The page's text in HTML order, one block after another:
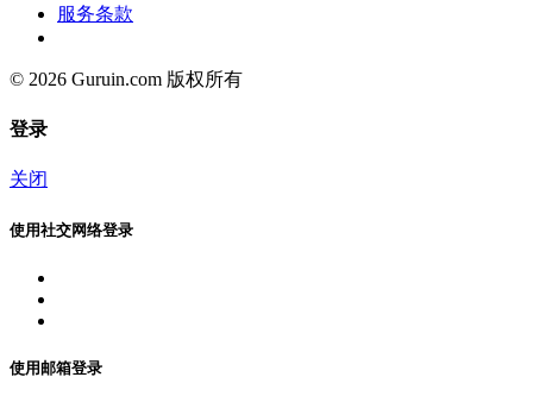
服务条款
© 2026 Guruin.com 版权所有
登录
关闭
使用社交网络登录
使用邮箱登录